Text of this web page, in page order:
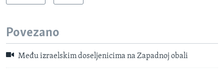
Povezano
Među izraelskim doseljenicima na Zapadnoj obali